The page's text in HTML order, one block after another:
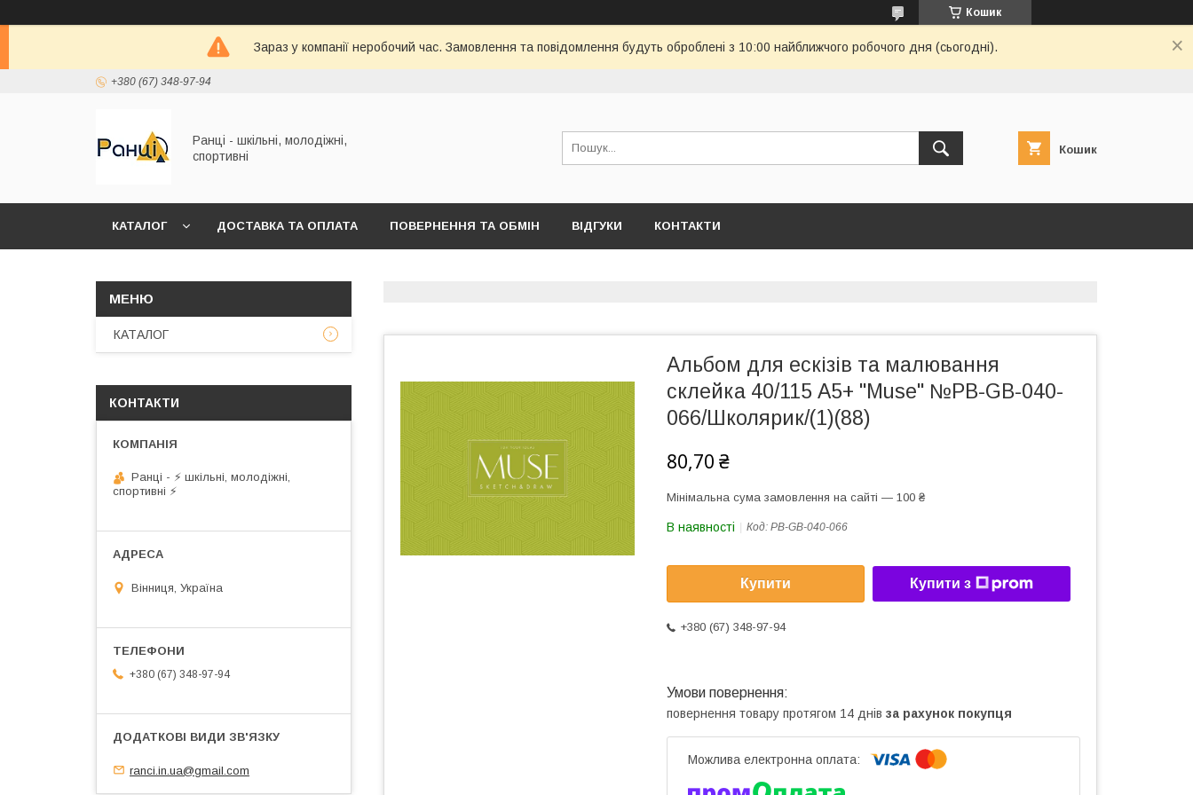
Кошик
Зараз у компанії неробочий час. Замовлення та повідомлення будуть оброблені з 10:00 найближчого робочого дня (сьогодні).
+380 (67) 348-97-94
Ранці - шкільні, молодіжні,
спортивні
Кошик
КАТАЛОГ ДОСТАВКА ТА ОПЛАТА ПОВЕРНЕННЯ ТА ОБМІН ВІДГУКИ КОНТАКТИ
Альбом для ескізів та малювання
склейка 40/115 А5+ "Muse" №PB-GB-040-
066/Школярик/(1)(88)
80,70 ₴
Мінімальна сума замовлення на сайті — 100 ₴
В наявності Код: PB-GB-040-066
Купити Купити з
+380 (67) 348-97-94
повернення товару протягом 14 днів за рахунок покупця
КАТАЛОГ
КОНТАКТИ
Ранці - ⚡ шкільні, молодіжні,
спортивні ⚡
Вінниця, Україна
+380 (67) 348-97-94
ranci.in.ua@gmail.com